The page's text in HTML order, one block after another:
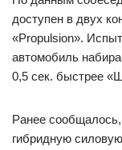
доступен в двух
«Propulsion».
автомобиль
0,5 сек. быстрее
Ранее
гибридную